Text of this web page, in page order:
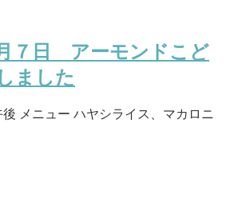
月７日 アーモンドこど
ました
後 メニュー ハヤシライス、マカロニ